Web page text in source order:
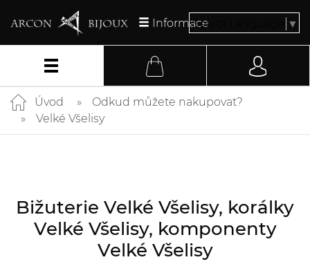
InformaceSelect Language ▼
Úvod
Odkud můžete nakupovat?
Velké Všelisy
Bižuterie Velké Všelisy, korálky
Velké Všelisy, komponenty
Velké Všelisy